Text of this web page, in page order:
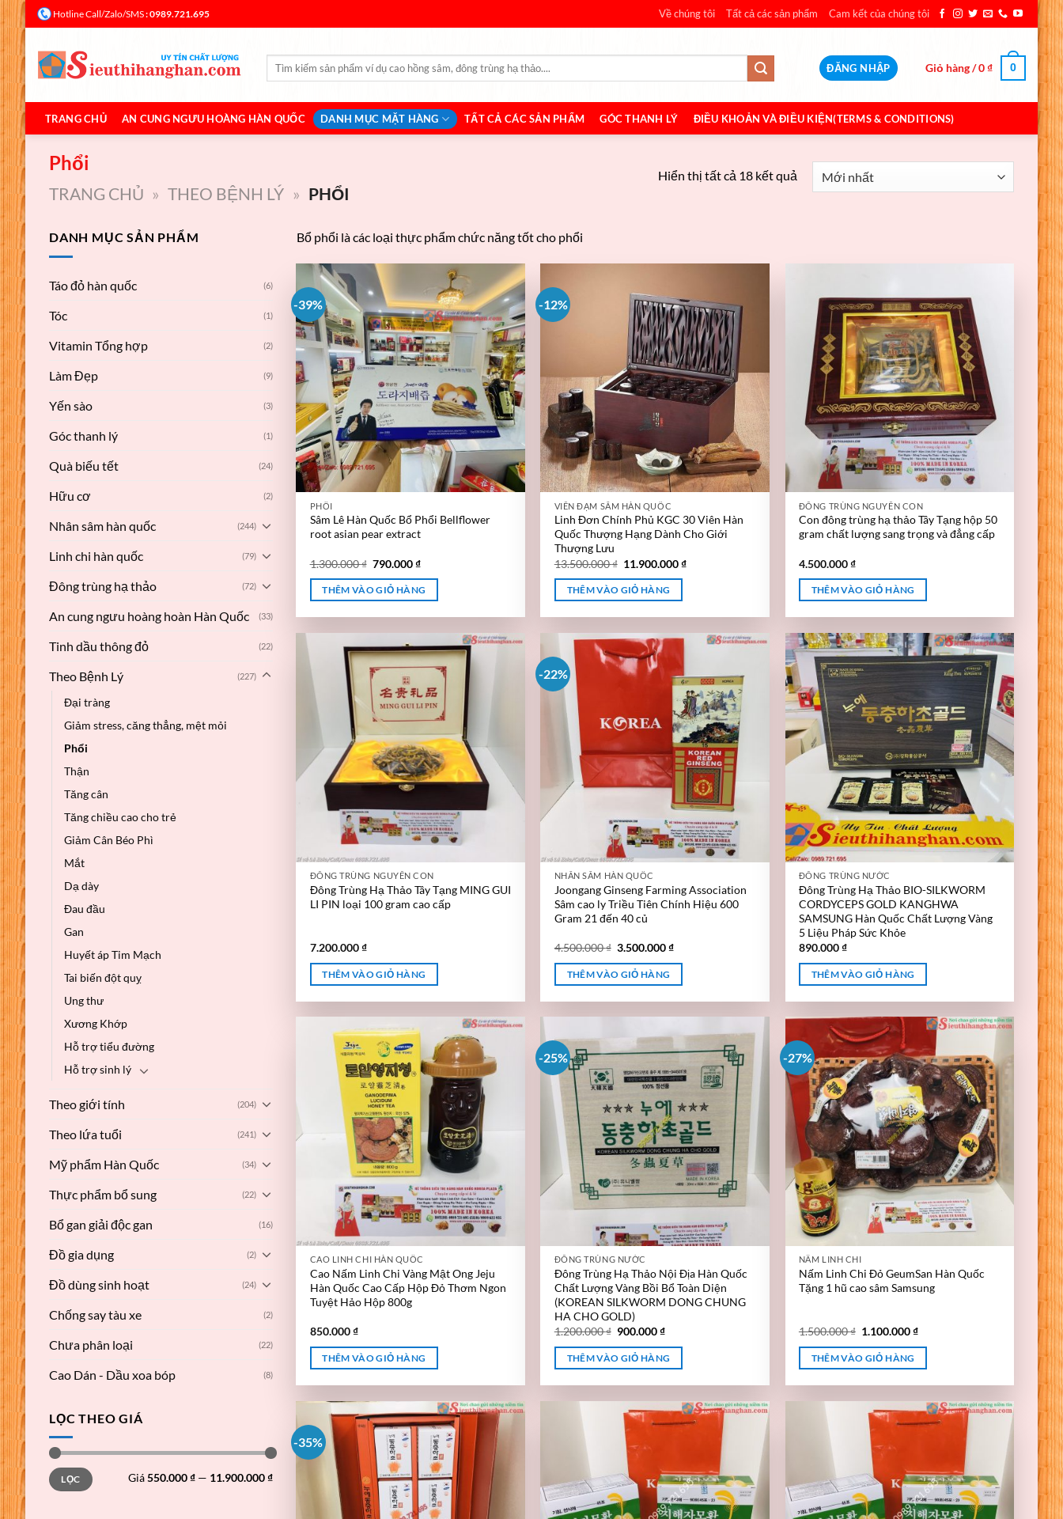
Bỏ
qua
nội
dung
Hotline Call/Zalo/SMS: 0989.721.695 Về chúng tôi Tất cả các sản phẩm Cam kết của chúng tôi
Tìm
ĐĂNG NHẬP Giỏ hàng /0₫ 0
TRANG CHỦ AN CUNG NGƯU HOÀNG HÀN QUỐC DANH MỤC MẶT HÀNG TẤT CẢ CÁC SẢN PHẨM GÓC THANH LÝ ĐIỀU KHOẢN VÀ ĐIỀU KIỆN(TERMS & CONDITIONS)
Phổi
TRANG CHỦ » THEO BỆNH LÝ » PHỔI
Hiển thị tất cả 18 kết quả
DANH MỤC SẢN PHẨM
Táo đỏ hàn quốc (6)
Tóc (1)
Vitamin Tổng hợp (2)
Làm Đẹp (9)
Yến sào (3)
Góc thanh lý (1)
Quà biếu tết (24)
Hữu cơ (2)
Nhân sâm hàn quốc (244)
Linh chi hàn quốc (79)
Đông trùng hạ thảo (72)
An cung ngưu hoàng hoàn Hàn Quốc (33)
Tinh dầu thông đỏ (22)
Theo Bệnh Lý (227)
Đại tràng
Giảm stress, căng thẳng, mệt mỏi
Phổi
Thận
Tăng cân
Tăng chiều cao cho trẻ
Giảm Cân Béo Phì
Mắt
Dạ dày
Đau đầu
Gan
Huyết áp Tim Mạch
Tai biến đột quỵ
Ung thư
Xương Khớp
Hỗ trợ tiểu đường
Hỗ trợ sinh lý
Theo giới tính (204)
Theo lứa tuổi (241)
Mỹ phẩm Hàn Quốc (34)
Thực phẩm bổ sung (22)
Bổ gan giải độc gan (16)
Đồ gia dụng (2)
Đồ dùng sinh hoạt (24)
Chống say tàu xe (2)
Chưa phân loại (22)
Cao Dán - Dầu xoa bóp (8)
LỌC THEO GIÁ
Giá
thấp
nhất
Giá
cao
nhất
LỌC Giá550.000 ₫— 11.900.000 ₫
Bổ phổi là các loại thực phẩm chức năng tốt cho phổi
-39%
PHỔI
Sâm Lê Hàn Quốc Bổ Phổi Bellflower
root asian pear extract
1.300.000₫ 790.000₫
THÊM VÀO GIỎ HÀNG
-12%
VIÊN ĐẠM SÂM HÀN QUỐC
Linh Đơn Chính Phủ KGC 30 Viên Hàn
Quốc Thượng Hạng Dành Cho Giới
Thượng Lưu
13.500.000₫ 11.900.000₫
THÊM VÀO GIỎ HÀNG
ĐÔNG TRÙNG NGUYÊN CON
Con đông trùng hạ thảo Tây Tạng hộp 50
gram chất lượng sang trọng và đẳng cấp
4.500.000₫
THÊM VÀO GIỎ HÀNG
ĐÔNG TRÙNG NGUYÊN CON
Đông Trùng Hạ Thảo Tây Tạng MING GUI
LI PIN loại 100 gram cao cấp
7.200.000₫
THÊM VÀO GIỎ HÀNG
-22%
NHÂN SÂM HÀN QUỐC
Joongang Ginseng Farming Association
Sâm cao ly Triều Tiên Chính Hiệu 600
Gram 21 đến 40 củ
4.500.000₫ 3.500.000₫
THÊM VÀO GIỎ HÀNG
ĐÔNG TRÙNG NƯỚC
Đông Trùng Hạ Thảo BIO-SILKWORM
CORDYCEPS GOLD KANGHWA
SAMSUNG Hàn Quốc Chất Lượng Vàng
5 Liệu Pháp Sức Khỏe
890.000₫
THÊM VÀO GIỎ HÀNG
CAO LINH CHI HÀN QUỐC
Cao Nấm Linh Chi Vàng Mật Ong Jeju
Hàn Quốc Cao Cấp Hộp Đỏ Thơm Ngon
Tuyệt Hảo Hộp 800g
850.000₫
THÊM VÀO GIỎ HÀNG
-25%
ĐÔNG TRÙNG NƯỚC
Đông Trùng Hạ Thảo Nội Địa Hàn Quốc
Chất Lượng Vàng Bồi Bổ Toàn Diện
(KOREAN SILKWORM DONG CHUNG
HA CHO GOLD)
1.200.000₫ 900.000₫
THÊM VÀO GIỎ HÀNG
-27%
NẤM LINH CHI
Nấm Linh Chi Đỏ GeumSan Hàn Quốc
Tặng 1 hũ cao sâm Samsung
1.500.000₫ 1.100.000₫
THÊM VÀO GIỎ HÀNG
-35%